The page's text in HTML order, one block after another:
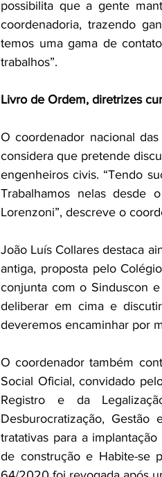
possibilita que a gente
coordenadoria, trazendo
temos uma gama de
trabalhos”.
Livro de Ordem, diretrizes
O coordenador nacional
considera que pretende
engenheiros civis. “Tendo
Trabalhamos nelas desde
Lorenzoni”, descreve o
João Luís Collares destaca
antiga, proposta pelo
conjunta com o Sinduscon
deliberar em cima e
deveremos encaminhar por
O coordenador também
Social Oficial, convidado
Registro e da
Desburocratização,
tratativas para a
de construção e Habite-se